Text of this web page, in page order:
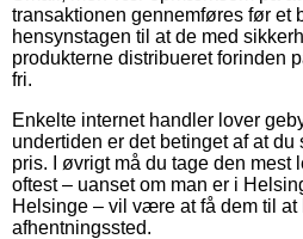
transaktionen gennemføres før et
hensynstagen til at de med
produkterne distribueret forinden
fri.
Enkelte internet handler lover
undertiden er det betinget af at du
pris. I øvrigt må du tage den mest
oftest – uanset om man er i
Helsinge – vil være at få dem til
afhentningssted.